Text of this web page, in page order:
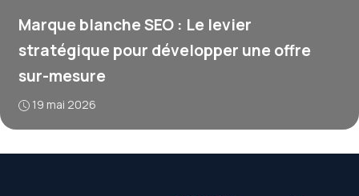
Marque blanche SEO : Le levier
stratégique pour développer une offre
sur-mesure
19 mai 2026